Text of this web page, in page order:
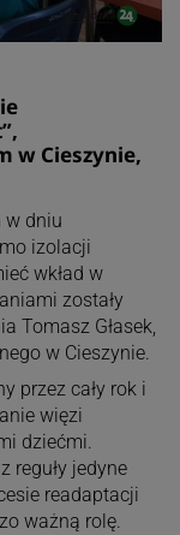
w Cieszynie,
w dniu
izolacji
wkład w
zostały
Tomasz Głasek,
w Cieszynie.
przez cały rok i
więzi
dziećmi.
reguły jedyne
readaptacji
ważną rolę.